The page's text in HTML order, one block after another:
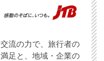
交流の力で、旅行者の
満足と、地域・企業の